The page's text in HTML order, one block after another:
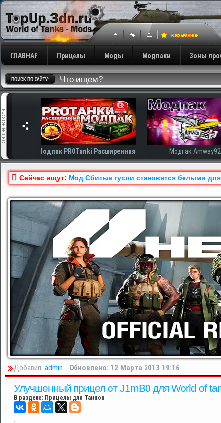
ГЛАВНАЯ Прицелы Моды Модпаки Зоны
Модпак Amway921 Модпак
Сейчас ищут: Мод Сбитые гусли становятся белыми
Добавил: admin Обновлено: 12 Марта 2013 19:16
Улучшенный прицел от J1mB0 для World of
В разделе: Прицелы для Танков